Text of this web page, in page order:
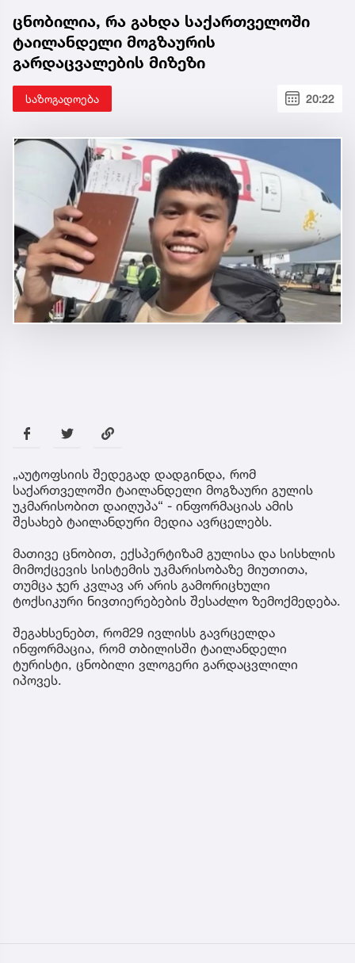
ცნობილია, რა გახდა საქართველოში
ტაილანდელი მოგზაურის
გარდაცვალების მიზეზი
საზოგადოება 20:22
„აუტოფსიის შედეგად დადგინდა, რომ
საქართველოში ტაილანდელი მოგზაური გულის
უკმარისობით დაიღუპა“ - ინფორმაციას ამის
შესახებ ტაილანდური მედია ავრცელებს.
მათივე ცნობით, ექსპერტიზამ გულისა და სისხლის
მიმოქცევის სისტემის უკმარისობაზე მიუთითა,
თუმცა ჯერ კვლავ არ არის გამორიცხული
ტოქსიკური ნივთიერებების შესაძლო ზემოქმედება.
შეგახსენებთ, რომ29 ივლისს გავრცელდა
ინფორმაცია, რომ თბილისში ტაილანდელი
ტურისტი, ცნობილი ვლოგერი გარდაცვლილი
იპოვეს.